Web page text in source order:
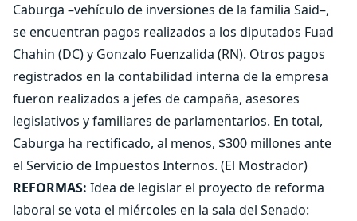
Caburga –vehículo de inversiones de la familia Said–,
se encuentran pagos realizados a los diputados Fuad
Chahin (DC) y Gonzalo Fuenzalida (RN). Otros pagos
registrados en la contabilidad interna de la empresa
fueron realizados a jefes de campaña, asesores
legislativos y familiares de parlamentarios. En total,
Caburga ha rectificado, al menos, $300 millones ante
el Servicio de Impuestos Internos. (El Mostrador)
REFORMAS: Idea de legislar el proyecto de reforma
laboral se vota el miércoles en la sala del Senado: